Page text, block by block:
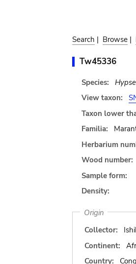
Search | Browse |
Tw45336
Species:
View taxon:
Taxon lower
Familia:
Herbarium
Wood number:
Sample form:
Density:
Origin
Collector:
Continent:
Country: